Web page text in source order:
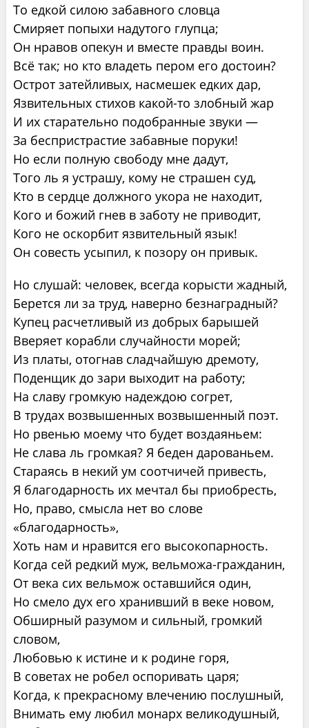
То едкой силою забавного словца
Смиряет попыхи надутого глупца;
Он нравов опекун и вместе правды воин.
Всё так; но кто владеть пером его достоин?
Острот затейливых, насмешек едких дар,
Язвительных стихов какой-то злобный жар
И их старательно подобранные звуки —
За беспристрастие забавные поруки!
Но если полную свободу мне дадут,
Того ль я устрашу, кому не страшен суд,
Кто в сердце должного укора не находит,
Кого и божий гнев в заботу не приводит,
Кого не оскорбит язвительный язык!
Он совесть усыпил, к позору он привык.
Но слушай: человек, всегда корысти жадный,
Берется ли за труд, наверно безнаградный?
Купец расчетливый из добрых барышей
Вверяет корабли случайности морей;
Из платы, отогнав сладчайшую дремоту,
Поденщик до зари выходит на работу;
На славу громкую надеждою согрет,
В трудах возвышенных возвышенный поэт.
Но рвенью моему что будет воздаяньем:
Не слава ль громкая? Я беден дарованьем.
Стараясь в некий ум соотчичей привесть,
Я благодарность их мечтал бы приобресть,
Но, право, смысла нет во слове
«благодарность»,
Хоть нам и нравится его высокопарность.
Когда сей редкий муж, вельможа-гражданин,
От века сих вельмож оставшийся один,
Но смело дух его хранивший в веке новом,
Обширный разумом и сильный, громкий
словом,
Любовью к истине и к родине горя,
В советах не робел оспоривать царя;
Когда, к прекрасному влечению послушный,
Внимать ему любил монарх великодушный,